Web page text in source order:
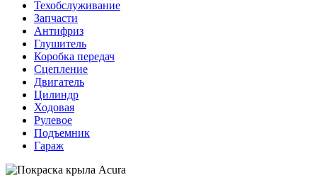
Техобслуживание
Запчасти
Антифриз
Глушитель
Коробка передач
Сцепление
Двигатель
Цилиндр
Ходовая
Рулевое
Подъемник
Гараж